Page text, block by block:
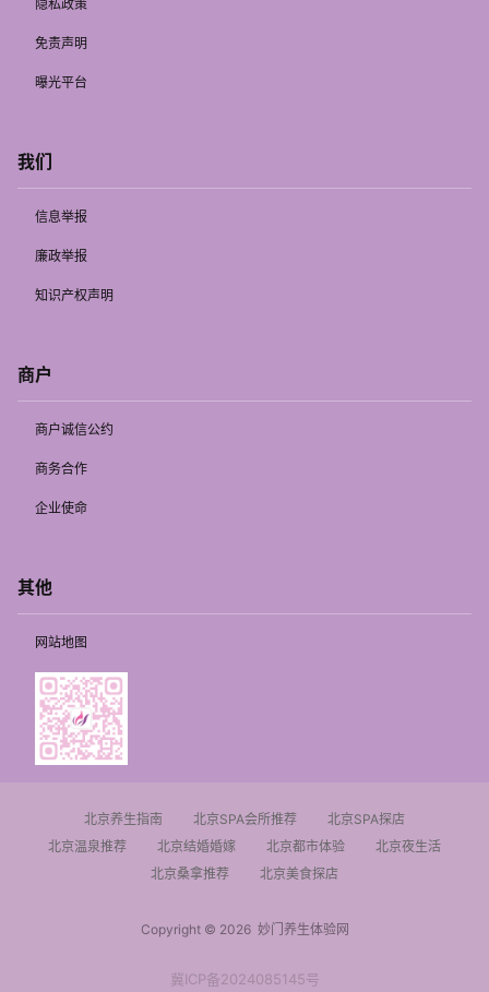
隐私政策
免责声明
曝光平台
我们
信息举报
廉政举报
知识产权声明
商户
商户诚信公约
商务合作
企业使命
其他
网站地图
北京养生指南 北京SPA会所推荐
北京SPA探店
北京温泉推荐
北京结婚婚嫁 北京都市体验
北京夜生活
北京桑拿推荐
北京美食探店
Copyright © 2026妙门养生体验网
冀ICP备2024085145号